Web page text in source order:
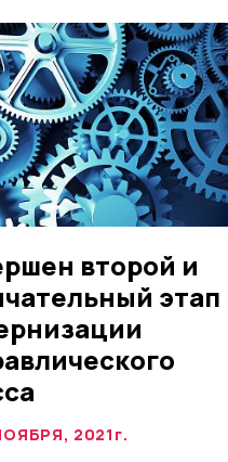
второй и
этап
2021 г.